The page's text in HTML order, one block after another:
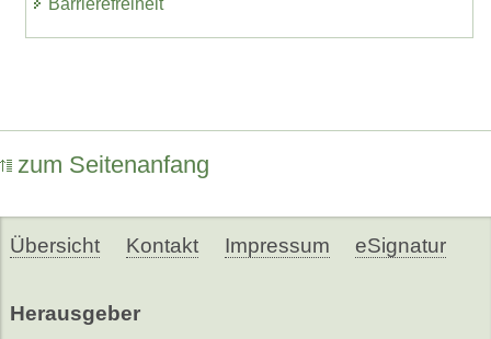
Barrierefreiheit
zum Seitenanfang
Übersicht Kontakt Impressum eSignatur
Herausgeber